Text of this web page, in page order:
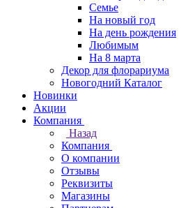
Семье
На новый год
На день рождения
Любимым
На 8 марта
Декор для флорариума
Новогодний Каталог
Новинки
Акции
Компания
Назад
Компания
О компании
Отзывы
Реквизиты
Магазины